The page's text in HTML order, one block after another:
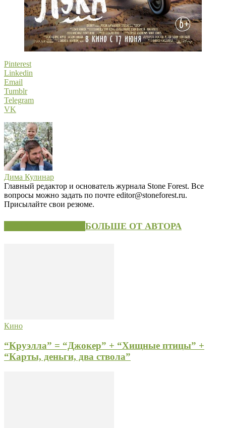
Pinterest
Linkedin
Email
Tumblr
Telegram
VK
Дима Кулинар
Главный редактор и основатель журнала Stone Forest. Все
вопросы можно задать по почте editor@stoneforest.ru.
Присылайте свои резюме.
БОЛЬШЕ ОТ АВТОРА
Кино
“Круэлла” = “Джокер” + “Хищные птицы” +
“Карты, деньги, два ствола”